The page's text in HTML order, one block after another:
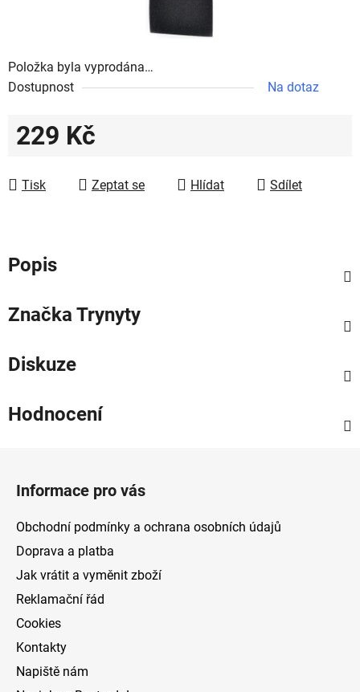
Položka byla vyprodána…
Dostupnost
Na dotaz
229 Kč
Tisk
Zeptat se Hlídat Sdílet
Popis
Značka Trynyty
Diskuze
Hodnocení
Informace pro vás
Obchodní podmínky a ochrana osobních údajů
Doprava a platba
Jak vrátit a vyměnit zboží
Reklamační řád
Cookies
Kontakty
Napiště nám